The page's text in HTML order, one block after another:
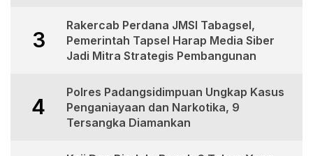
3
Rakercab Perdana JMSI Tabagsel,
Pemerintah Tapsel Harap Media Siber
Jadi Mitra Strategis Pembangunan
4
Polres Padangsidimpuan Ungkap Kasus
Penganiayaan dan Narkotika, 9
Tersangka Diamankan